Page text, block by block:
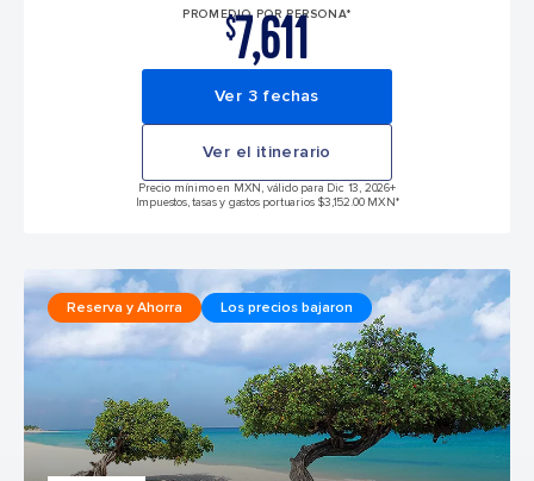
PROMEDIO POR PERSONA*
$7,611
Ver 3 fechas
Ver el itinerario
Precio mínimo en MXN, válido para Dic 13, 2026+
Impuestos, tasas y gastos portuarios $3,152.00 MXN*
Reserva y Ahorra Los precios bajaron